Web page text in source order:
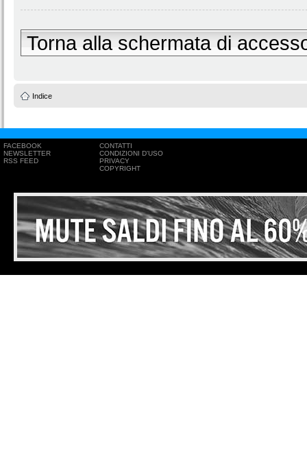
Torna alla schermata di
Indice
FACEBOOK
NEWSLETTER
RSS FEED
CONTATTI
CONDIZIONI D'USO
PRIVACY
COPYRIGHT